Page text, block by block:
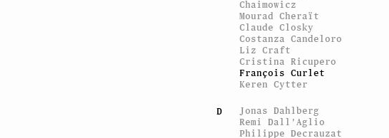
Chaimowicz
Mourad Cheraït
Claude Closky
Costanza Candeloro
Liz Craft
Cristina Ricupero
François Curlet
Keren Cytter
D
Jonas Dahlberg
Remi Dall'Aglio
Philippe Decrauzat